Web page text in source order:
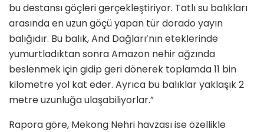
bu destansı göçleri gerçekleştiriyor. Tatlı su balıkları
arasında en uzun göçü yapan tür dorado yayın
balığıdır. Bu balık, And Dağları’nın eteklerinde
yumurtladıktan sonra Amazon nehir ağzında
beslenmek için gidip geri dönerek toplamda 11 bin
kilometre yol kat eder. Ayrıca bu balıklar yaklaşık 2
metre uzunluğa ulaşabiliyorlar.”
Rapora göre, Mekong Nehri havzası ise özellikle